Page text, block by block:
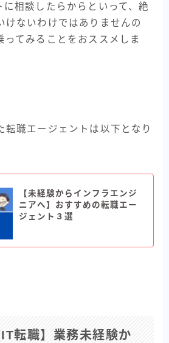
相談したらからといって、絶
けないわけではありませんの
ってみることをおススメしま
転職エージェントは以下となり
【未経験からインフラエンジ
ニアへ】おすすめの転職エー
ジェント３選
IT転職】業務未経験か